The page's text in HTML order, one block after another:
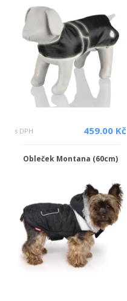
s DPH 459.00 Kč
Obleček Montana (60cm)